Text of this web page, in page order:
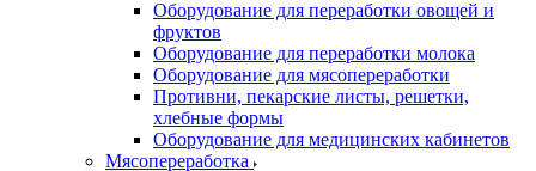
Оборудование для переработки овощей и
фруктов
Оборудование для переработки молока
Оборудование для мясопереработки
Противни, пекарские листы, решетки,
хлебные формы
Оборудование для медицинских кабинетов
Мясопереработка